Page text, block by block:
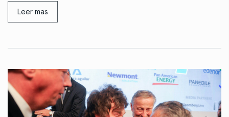
Leer mas